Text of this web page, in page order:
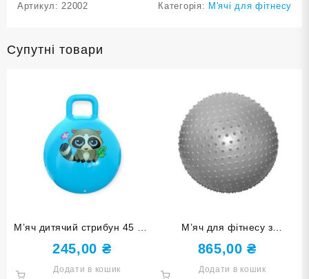
Артикул:22002 Категорія: М'ячі для фітнесу
Супутні товари
М’яч дитячий стрибун 45 см
з ручкою синій 4-D45-azure
245,00 ₴
Додати в кошик
М’яч для фітнесу з
масажними шипами SNS 70
см срібний MA-70-СЕ
865,00₴
Додати в кошик